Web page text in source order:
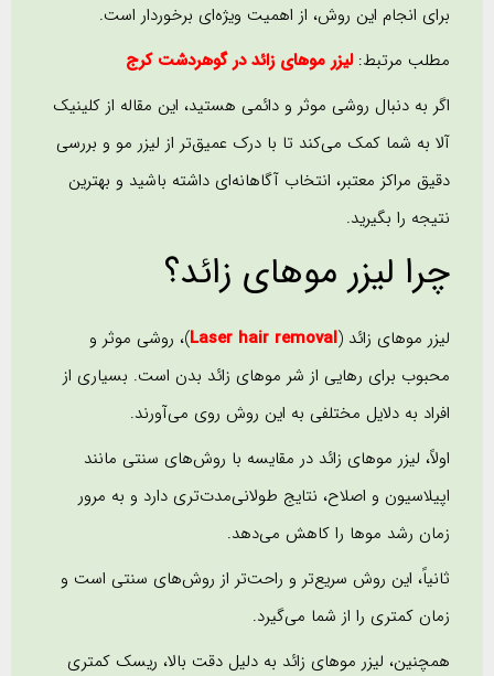
برای انجام این روش، از اهمیت ویژه‌ای برخوردار است.
مطلب مرتبط: لیزر موهای زائد در گوهردشت کرج
اگر به دنبال روشی موثر و دائمی هستید، این مقاله از کلینیک
آلا به شما کمک می‌کند تا با درک عمیق‌تر از لیزر مو و بررسی
دقیق مراکز معتبر، انتخاب آگاهانه‌ای داشته باشید و بهترین
نتیجه را بگیرید.
چرا لیزر موهای زائد؟
لیزر موهای زائد (Laser hair removal)، روشی موثر و
محبوب برای رهایی از شر موهای زائد بدن است. بسیاری از
افراد به دلایل مختلفی به این روش روی می‌آورند.
اولاً، لیزر موهای زائد در مقایسه با روش‌های سنتی مانند
اپیلاسیون و اصلاح، نتایج طولانی‌مدت‌تری دارد و به مرور
زمان رشد موها را کاهش می‌دهد.
ثانیاً، این روش سریع‌تر و راحت‌تر از روش‌های سنتی است و
زمان کمتری را از شما می‌گیرد.
همچنین، لیزر موهای زائد به دلیل دقت بالا، ریسک کمتری